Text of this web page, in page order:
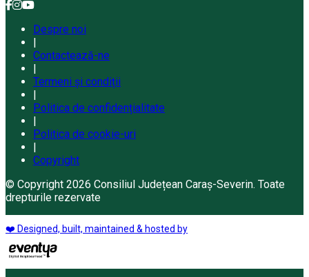
Despre noi
|
Contactează-ne
|
Termeni și condiții
|
Politica de confidențialitate
|
Politica de cookie-uri
|
Copyright
© Copyright 2026 Consiliul Județean Caraș-Severin. Toate
drepturile rezervate
❤️ Designed, built, maintained & hosted by